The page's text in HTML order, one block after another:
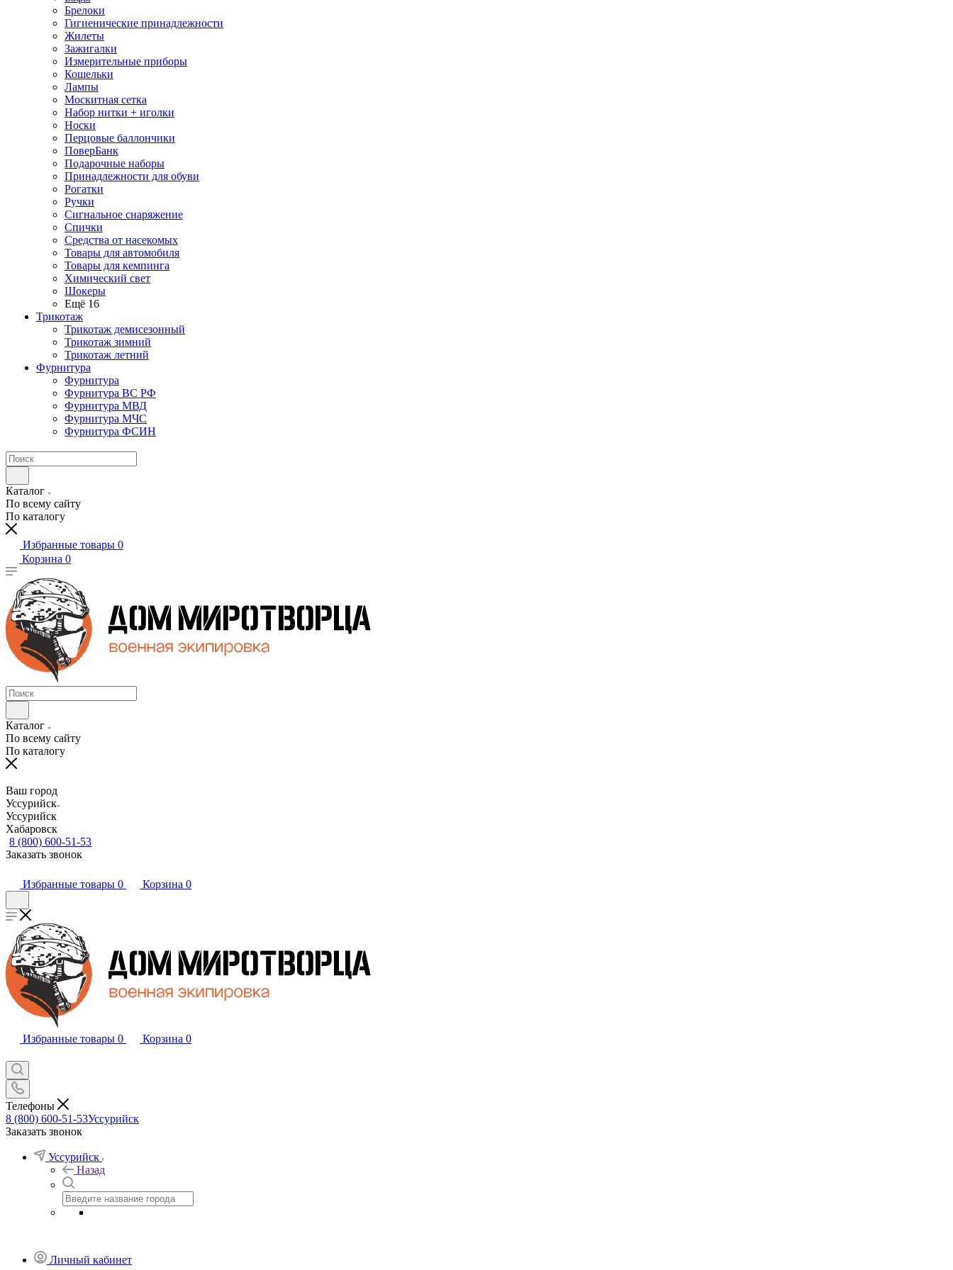
Брелоки
Гигиенические принадлежности
Жилеты
Зажигалки
Измерительные приборы
Кошельки
Лампы
Москитная сетка
Набор нитки + иголки
Носки
Перцовые баллончики
ПоверБанк
Подарочные наборы
Принадлежности для обуви
Рогатки
Ручки
Сигнальное снаряжение
Спички
Средства от насекомых
Товары для автомобиля
Товары для кемпинга
Химический свет
Шокеры
Ещё 16
Трикотаж
Трикотаж демисезонный
Трикотаж зимний
Трикотаж летний
Фурнитура
Фурнитура
Фурнитура ВС РФ
Фурнитура МВД
Фурнитура МЧС
Фурнитура ФСИН
Каталог
По всему сайту
По каталогу
Избранные товары 0
Корзина 0
Каталог
По всему сайту
По каталогу
Ваш город
Уссурийск
Уссурийск
Хабаровск
8 (800) 600-51-53
Заказать звонок
Избранные товары 0 Корзина 0
Избранные товары 0 Корзина 0
Телефоны
8 (800) 600-51-53Уссурийск
Заказать звонок
Уссурийск
Назад
Личный кабинет